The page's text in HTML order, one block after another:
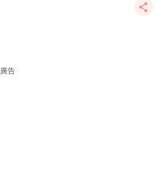
廣告